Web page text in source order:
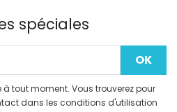
spéciales
tout moment. Vous trouverez pour
dans les conditions d'utilisation